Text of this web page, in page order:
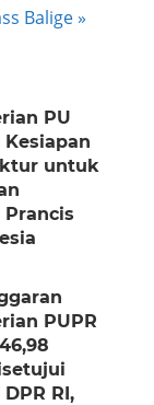
Balige
PU
untuk
Prancis
PUPR
RI,